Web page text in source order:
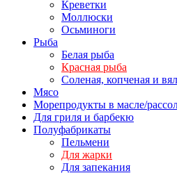
Креветки
Моллюски
Осьминоги
Рыба
Белая рыба
Красная рыба
Соленая, копченая и
Мясо
Морепродукты в масле/
Для гриля и барбекю
Полуфабрикаты
Пельмени
Для жарки
Для запекания